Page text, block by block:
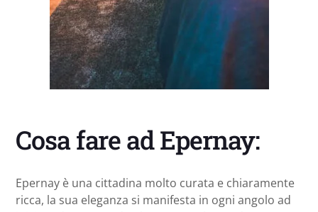
Cosa fare ad Epernay:
Epernay è una cittadina molto curata e chiaramente
ricca, la sua eleganza si manifesta in ogni angolo ad